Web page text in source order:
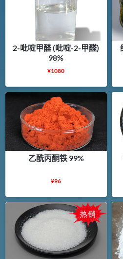
2-吡啶甲醛 (吡啶-2-甲醛)
98%
¥1080
乙酰丙酮铁 99%
¥96